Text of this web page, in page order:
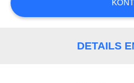
SIE
DETAILS